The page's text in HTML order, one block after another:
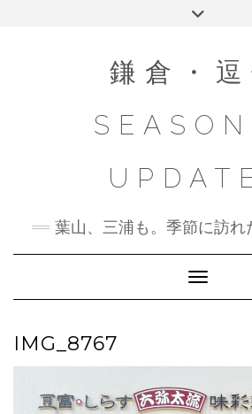
鎌倉・逗
葉山、三浦も。季節に訪れ
Toggle
IMG_8767